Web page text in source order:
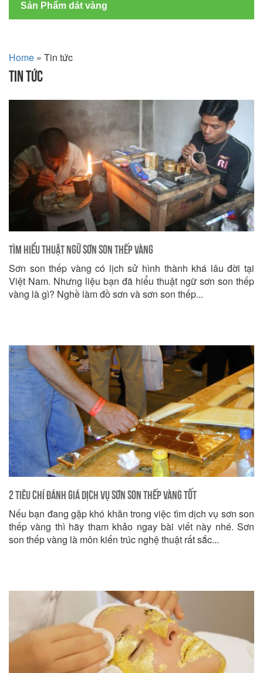
Sản Phẩm dát vàng
Home » Tin tức
TIN TỨC
Tìm hiểu thuật ngữ sơn son thếp vàng
Sơn son thếp vàng có lịch sử hình thành khá lâu đời tại
Việt Nam. Nhưng liệu bạn đã hiểu thuật ngữ sơn son thếp
vàng là gì? Nghề làm đồ sơn và sơn son thếp...
2 tiêu chí đánh giá dịch vụ sơn son thếp vàng tốt
Nếu bạn đang gặp khó khăn trong việc tìm dịch vụ sơn son
thếp vàng thì hãy tham khảo ngay bài viết này nhé. Sơn
son thếp vàng là môn kiến trúc nghệ thuật rất sắc...